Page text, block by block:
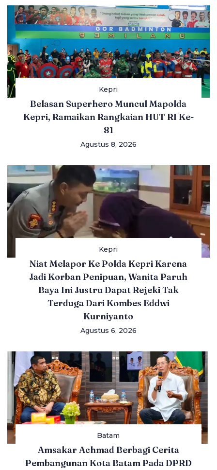
Kepri
Belasan Superhero Muncul Mapolda
Kepri, Ramaikan Rangkaian HUT RI Ke-
81
Agustus 8, 2026
Kepri
Niat Melapor Ke Polda Kepri Karena
Jadi Korban Penipuan, Wanita Paruh
Baya Ini Justru Dapat Rejeki Tak
Terduga Dari Kombes Eddwi
Kurniyanto
Agustus 6, 2026
Batam
Amsakar Achmad Berbagi Cerita
Pembangunan Kota Batam Pada DPRD